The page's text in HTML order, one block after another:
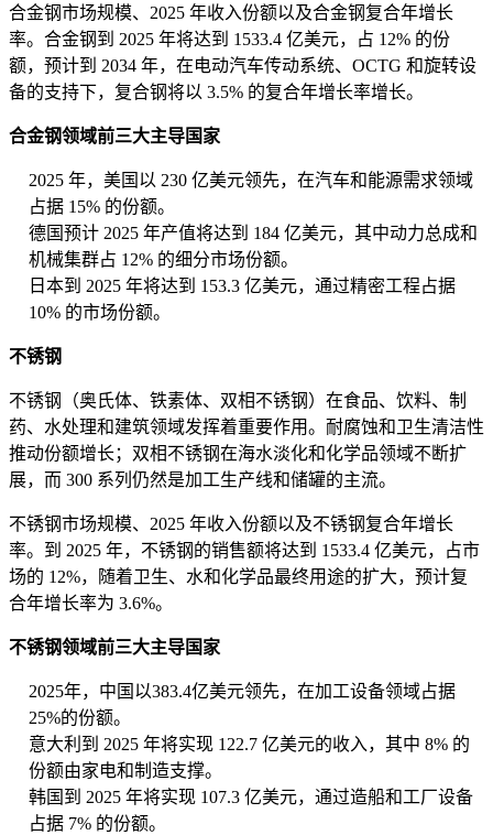
合金钢市场规模、2025 年收入份额以及合金钢复合年增长
率。合金钢到 2025 年将达到 1533.4 亿美元，占 12% 的份
额，预计到 2034 年，在电动汽车传动系统、OCTG 和旋转设
备的支持下，复合钢将以 3.5% 的复合年增长率增长。
合金钢领域前三大主导国家
2025 年，美国以 230 亿美元领先，在汽车和能源需求领域
占据 15% 的份额。
德国预计 2025 年产值将达到 184 亿美元，其中动力总成和
机械集群占 12% 的细分市场份额。
日本到 2025 年将达到 153.3 亿美元，通过精密工程占据
10% 的市场份额。
不锈钢
不锈钢（奥氏体、铁素体、双相不锈钢）在食品、饮料、制
药、水处理和建筑领域发挥着重要作用。耐腐蚀和卫生清洁性
推动份额增长；双相不锈钢在海水淡化和化学品领域不断扩
展，而 300 系列仍然是加工生产线和储罐的主流。
不锈钢市场规模、2025 年收入份额以及不锈钢复合年增长
率。到 2025 年，不锈钢的销售额将达到 1533.4 亿美元，占市
场的 12%，随着卫生、水和化学品最终用途的扩大，预计复
合年增长率为 3.6%。
不锈钢领域前三大主导国家
2025年，中国以383.4亿美元领先，在加工设备领域占据
25%的份额。
意大利到 2025 年将实现 122.7 亿美元的收入，其中 8% 的
份额由家电和制造支撑。
韩国到 2025 年将实现 107.3 亿美元，通过造船和工厂设备
占据 7% 的份额。